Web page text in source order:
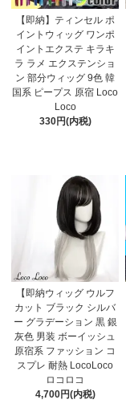
【即納】ティンセル ポ
イントウィッグ ワンポ
イントエクステ キラキ
ラ ラメ エクステンショ
ン 部分ウィッグ 9色 韓
国系 ピープス 原宿 Loco
Loco
330円(内税)
【即納ウィッグ ウルフ
カット ブラック シルバ
ー グラデーション 黒 銀
灰色 男装 ボーイッシュ
原宿系 ファッション コ
スプレ 耐熱 LocoLoco
ロコロコ
4,700円(内税)